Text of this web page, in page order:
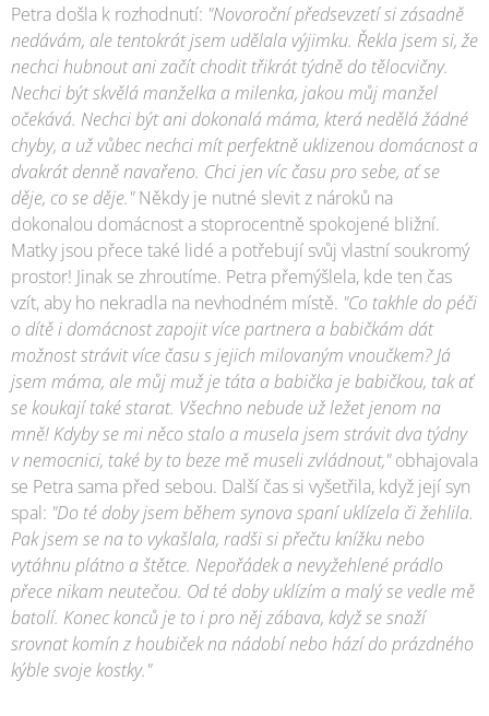
Petra došla k rozhodnutí: "Novoroční předsevzetí si zásadně
nedávám, ale tentokrát jsem udělala výjimku. Řekla jsem si, že
nechci hubnout ani začít chodit třikrát týdně do tělocvičny.
Nechci být skvělá manželka a milenka, jakou můj manžel
očekává. Nechci být ani dokonalá máma, která nedělá žádné
chyby, a už vůbec nechci mít perfektně uklizenou domácnost a
dvakrát denně navařeno. Chci jen víc času pro sebe, ať se
děje, co se děje."Někdy je nutné slevit z nároků na
dokonalou domácnost a stoprocentně spokojené bližní.
Matky jsou přece také lidé a potřebují svůj vlastní soukromý
prostor! Jinak se zhroutíme. Petra přemýšlela, kde ten čas
vzít, aby ho nekradla na nevhodném místě. "Co takhle do péči
o dítě i domácnost zapojit více partnera a babičkám dát
možnost strávit více času s jejich milovaným vnoučkem? Já
jsem máma, ale můj muž je táta a babička je babičkou, tak ať
se koukají také starat. Všechno nebude už ležet jenom na
mně! Kdyby se mi něco stalo a musela jsem strávit dva týdny
v nemocnici, také by to beze mě museli zvládnout,"obhajovala
se Petra sama před sebou. Další čas si vyšetřila, když její syn
spal: "Do té doby jsem během synova spaní uklízela či žehlila.
Pak jsem se na to vykašlala, radši si přečtu knížku nebo
vytáhnu plátno a štětce. Nepořádek a nevyžehlené prádlo
přece nikam neutečou. Od té doby uklízím a malý se vedle mě
batolí. Konec konců je to i pro něj zábava, když se snaží
srovnat komín z houbiček na nádobí nebo hází do prázdného
kýble svoje kostky."